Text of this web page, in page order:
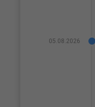
05.08.2026